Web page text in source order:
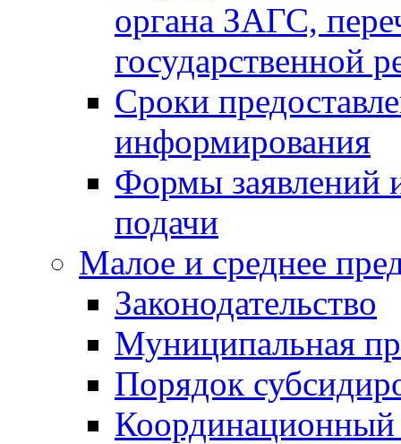
органа ЗАГС,
государственной
Сроки
информирования
Формы заявлений
подачи
Малое и среднее
Законодательство
Муниципальная
Порядок
Координационный